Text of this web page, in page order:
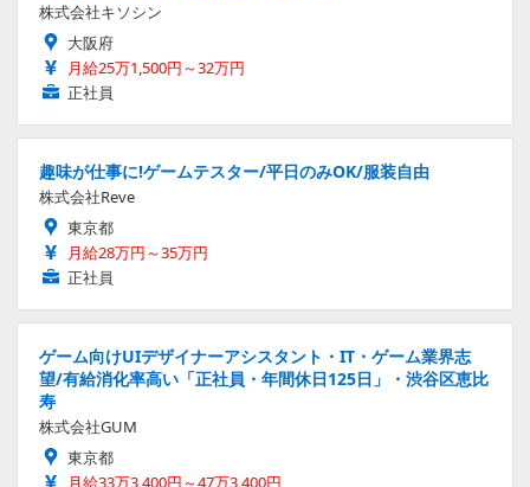
株式会社キソシン
大阪府
月給25万1,500円～32万円
正社員
趣味が仕事に!ゲームテスター/平日のみOK/服装自由
株式会社Reve
東京都
月給28万円～35万円
正社員
ゲーム向けUIデザイナーアシスタント・IT・ゲーム業界志
望/有給消化率高い「正社員・年間休日125日」・渋谷区恵比
寿
株式会社GUM
東京都
月給33万3,400円～47万3,400円